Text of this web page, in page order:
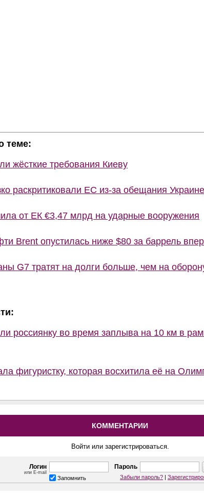
теме:
жёсткие требования Киеву
раскритиковали ЕС из-за обещания Украине
от ЕК €3,47 млрд на ударные вооружения
Brent опустилась ниже $80 за баррель
G7 тратят на долги больше, чем на
россиянку во время заплыва на 10 км в
фигуристку, которая восхитила её на
КОММЕНТАРИИ
Войти или зарегистрироваться.
Логин
или E-mail
Пароль
Запомнить Забыли пароль? |